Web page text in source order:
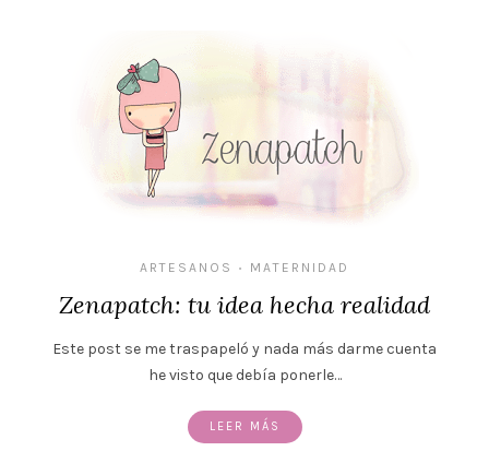
ARTESANOS • MATERNIDAD
Zenapatch: tu idea hecha realidad
Este post se me traspapeló y nada más darme cuenta
he visto que debía ponerle…
LEER MÁS